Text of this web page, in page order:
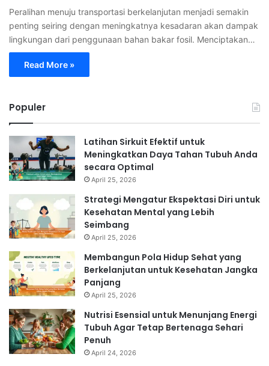
Peralihan menuju transportasi berkelanjutan menjadi semakin
penting seiring dengan meningkatnya kesadaran akan dampak
lingkungan dari penggunaan bahan bakar fosil. Menciptakan…
Read More »
Populer
Latihan Sirkuit Efektif untuk
Meningkatkan Daya Tahan Tubuh Anda
secara Optimal
April 25, 2026
Strategi Mengatur Ekspektasi Diri untuk
Kesehatan Mental yang Lebih
Seimbang
April 25, 2026
Membangun Pola Hidup Sehat yang
Berkelanjutan untuk Kesehatan Jangka
Panjang
April 25, 2026
Nutrisi Esensial untuk Menunjang Energi
Tubuh Agar Tetap Bertenaga Sehari
Penuh
April 24, 2026